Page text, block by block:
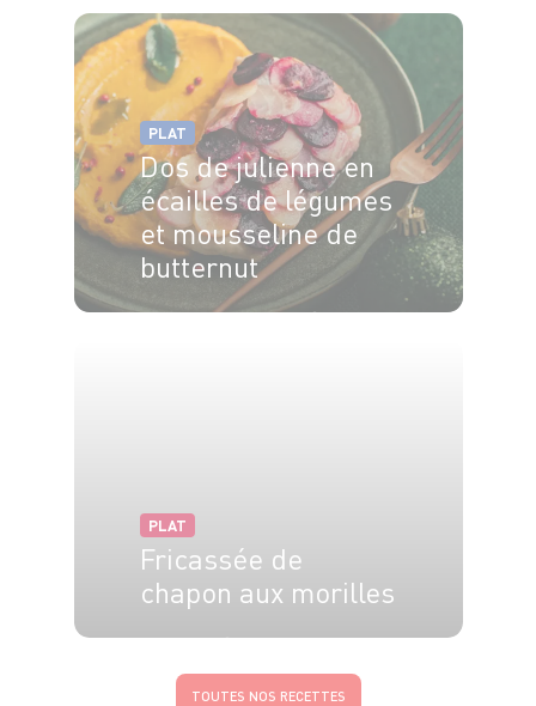
PLAT
Dos de julienne en
écailles de légumes
et mousseline de
butternut
PLAT
Fricassée de
chapon aux morilles
TOUTES NOS RECETTES